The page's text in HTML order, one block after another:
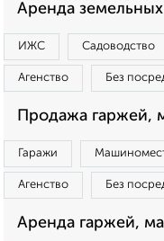
Аренда земельных
ИЖС Садоводство
Агенство Без
Продажа гаржей,
Гаражи
Агенство Без
Аренда гаржей,